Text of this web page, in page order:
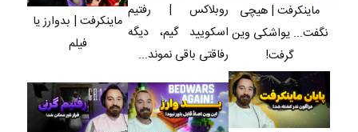
ماینکرفت | هیچی
نگفت... یواشکی وین
گرفت!
روبلاکس | رفتیم
اسکویید گیم، دیگه
رفاقتی باقی نموند...
ماینکرفت | بدوارز یا
فیلم